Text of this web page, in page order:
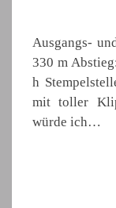
Ausgangs-
330 m
h
mit toller
würde ich…